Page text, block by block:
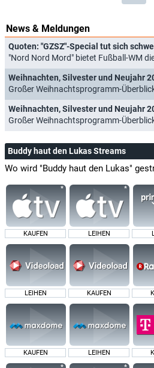
News & Meldungen
"Nord Nord Mord" bietet Fußball-WM die Stirn,
Großer Weihnachtsprogramm-Überblick von RTL, Sat.1,
Großer Weihnachtsprogramm-Überblick von RTL, Sat.1,
Buddy haut den Lukas Streams
Wo wird "Buddy haut den Lukas"
KAUFEN LEIHEN
LEIHEN KAUFEN
KAUFEN LEIHEN